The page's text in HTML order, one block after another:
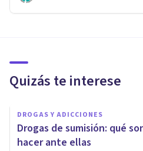
Quizás te interese
DROGAS Y ADICCIONES
Drogas de sumisión: qué
hacer ante ellas